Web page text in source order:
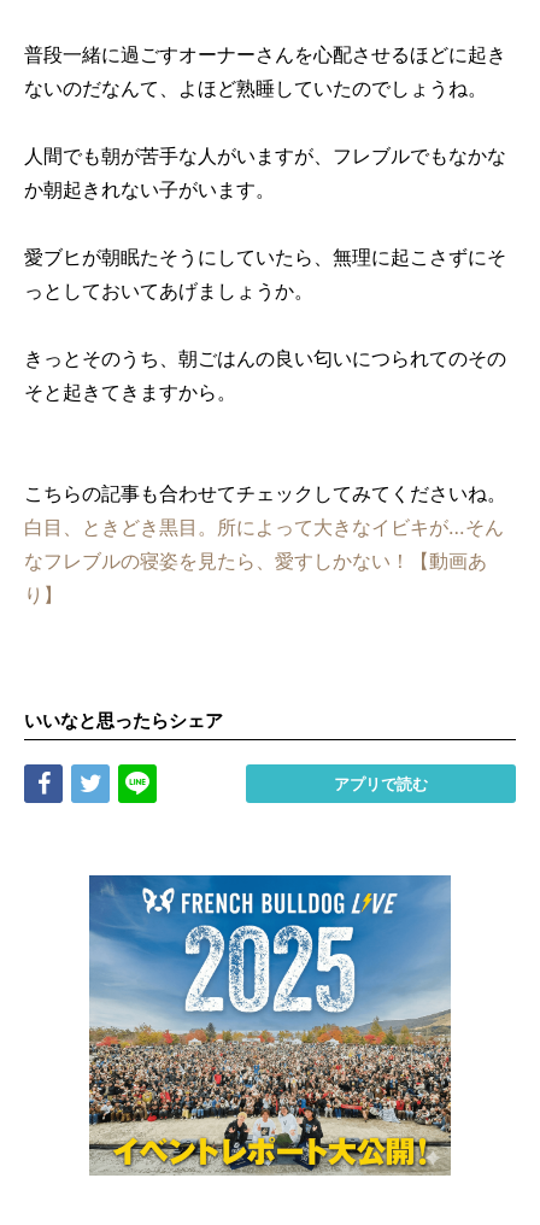
普段一緒に過ごすオーナーさんを心配させるほどに起き
ないのだなんて、よほど熟睡していたのでしょうね。
人間でも朝が苦手な人がいますが、フレブルでもなかな
か朝起きれない子がいます。
愛ブヒが朝眠たそうにしていたら、無理に起こさずにそ
っとしておいてあげましょうか。
きっとそのうち、朝ごはんの良い匂いにつられてのその
そと起きてきますから。
こちらの記事も合わせてチェックしてみてくださいね。
白目、ときどき黒目。所によって大きなイビキが…そん
なフレブルの寝姿を見たら、愛すしかない！【動画あ
り】
いいなと思ったらシェア
Share Tweet アプリで読む